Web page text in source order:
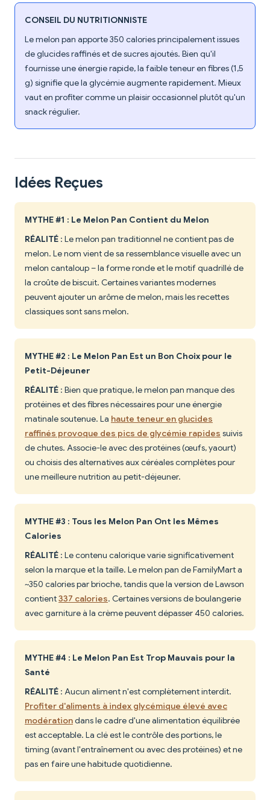
CONSEIL DU NUTRITIONNISTE
Le melon pan apporte 350 calories principalement issues
de glucides raffinés et de sucres ajoutés. Bien qu'il
fournisse une énergie rapide, la faible teneur en fibres (1,5
g) signifie que la glycémie augmente rapidement. Mieux
vaut en profiter comme un plaisir occasionnel plutôt qu'un
snack régulier.
Idées Reçues
MYTHE #1 : Le Melon Pan Contient du Melon
RÉALITÉ : Le melon pan traditionnel ne contient pas de
melon. Le nom vient de sa ressemblance visuelle avec un
melon cantaloup – la forme ronde et le motif quadrillé de
la croûte de biscuit. Certaines variantes modernes
peuvent ajouter un arôme de melon, mais les recettes
classiques sont sans melon.
MYTHE #2 : Le Melon Pan Est un Bon Choix pour le
Petit-Déjeuner
RÉALITÉ : Bien que pratique, le melon pan manque des
protéines et des fibres nécessaires pour une énergie
matinale soutenue. La haute teneur en glucides
raffinés provoque des pics de glycémie rapides suivis
de chutes. Associe-le avec des protéines (œufs, yaourt)
ou choisis des alternatives aux céréales complètes pour
une meilleure nutrition au petit-déjeuner.
MYTHE #3 : Tous les Melon Pan Ont les Mêmes
Calories
RÉALITÉ : Le contenu calorique varie significativement
selon la marque et la taille. Le melon pan de FamilyMart a
~350 calories par brioche, tandis que la version de Lawson
contient337 calories. Certaines versions de boulangerie
avec garniture à la crème peuvent dépasser 450 calories.
MYTHE #4 : Le Melon Pan Est Trop Mauvais pour la
Santé
RÉALITÉ : Aucun aliment n'est complètement interdit.
Profiter d'aliments à index glycémique élevé avec
modérationdans le cadre d'une alimentation équilibrée
est acceptable. La clé est le contrôle des portions, le
timing (avant l'entraînement ou avec des protéines) et ne
pas en faire une habitude quotidienne.